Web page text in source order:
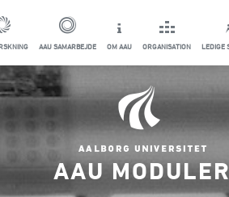
AAU SAMARBEJDE OM AAU ORGANISATION LEDIGE
AAU